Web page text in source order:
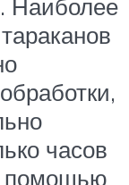
Наиболее
часов
помощью